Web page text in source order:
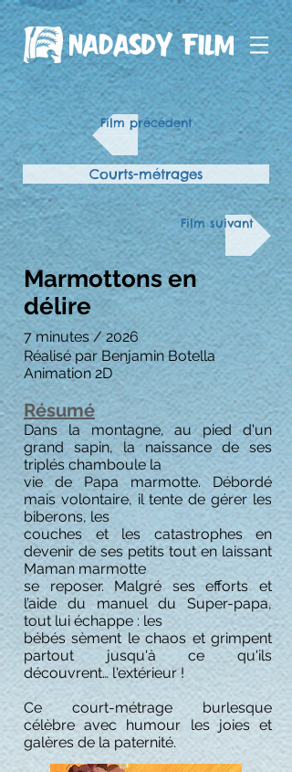
Film précédent
Courts-métrages
Film suivant
Marmottons en
délire
7 minutes / 2026
Réalisé par Benjamin Botella
Animation 2D
Résumé
Dans la montagne, au pied d'un
grand sapin, la naissance de ses
triplés chamboule la
vie de Papa marmotte. Débordé
mais volontaire, il tente de gérer les
biberons, les
couches et les catastrophes en
devenir de ses petits tout en laissant
Maman marmotte
se reposer. Malgré ses efforts et
l’aide du manuel du Super-papa,
tout lui échappe : les
bébés sèment le chaos et grimpent
partout jusqu'à ce qu'ils
découvrent… l'extérieur !
Ce court-métrage burlesque
célèbre avec humour les joies et
galères de la paternité.